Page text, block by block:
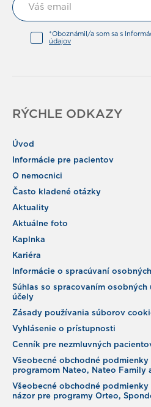
*Oboznámil/a som sa s
údajov
RÝCHLE ODKAZY
Úvod
Informácie pre pacientov
O nemocnici
Často kladené otázky
Aktuality
Aktuálne foto
Kaplnka
Kariéra
Informácie o spracúvaní
Súhlas so spracovaním
účely
Zásady používania súborov
Vyhlásenie o prístupnosti
Cenník pre nezmluvných
Všeobecné obchodné podmienky
programom Nateo, Nateo Family
Všeobecné obchodné
názor pre programy Orteo,